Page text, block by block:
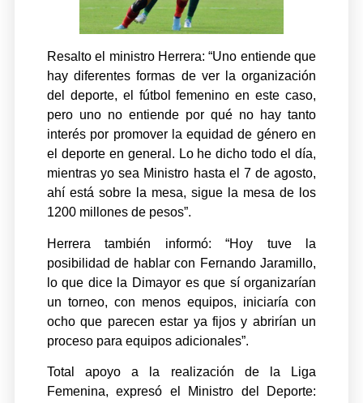
Resalto el ministro Herrera: “Uno entiende que
hay diferentes formas de ver la organización
del deporte, el fútbol femenino en este caso,
pero uno no entiende por qué no hay tanto
interés por promover la equidad de género en
el deporte en general. Lo he dicho todo el día,
mientras yo sea Ministro hasta el 7 de agosto,
ahí está sobre la mesa, sigue la mesa de los
1200 millones de pesos”.
Herrera también informó: “Hoy tuve la
posibilidad de hablar con Fernando Jaramillo,
lo que dice la Dimayor es que sí organizarían
un torneo, con menos equipos, iniciaría con
ocho que parecen estar ya fijos y abrirían un
proceso para equipos adicionales”.
Total apoyo a la realización de la Liga
Femenina, expresó el Ministro del Deporte: